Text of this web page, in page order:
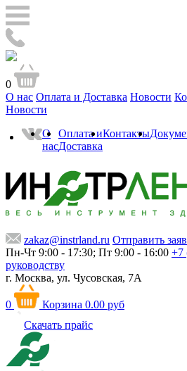
0
О нас Оплата и Доставка Новости
Новости
О
нас
Оплата и
Доставка
Контакты
zakaz@instrland.ru Отправить
Пн-Чт 9:00 - 17:30; Пт 9:00 - 16:00 +7
руководству
г. Москва, ул. Чусовская, 7А
0 Корзина 0.00 руб
Скачать прайс